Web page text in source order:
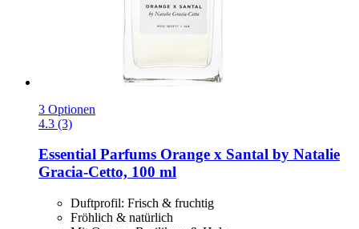
3 Optionen
4.3 (3)
Essential Parfums Orange x Santal by Natalie
Gracia-​Cetto, 100 ml
Duftprofil: Frisch & fruchtig
Fröhlich & natürlich